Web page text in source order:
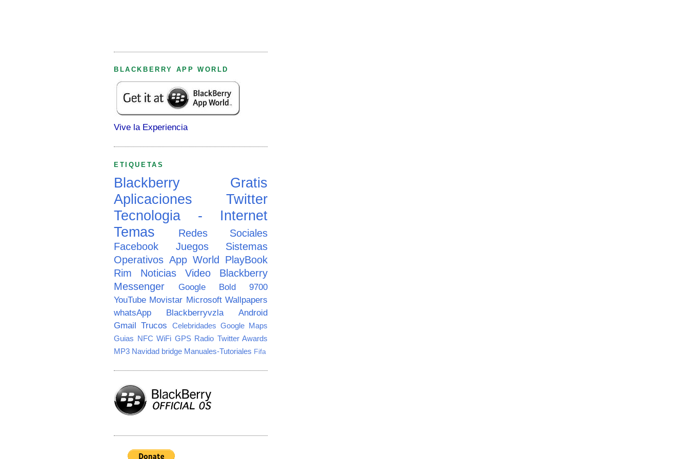
BLACKBERRY APP WORLD
Vive la Experiencia
ETIQUETAS
Blackberry
Gratis
Aplicaciones
Twitter
Tecnologia - Internet
Temas
Redes Sociales
Facebook
Juegos
Sistemas
Operativos App World PlayBook
Rim
Noticias Video
Blackberry
Messenger
Google
Bold 9700
YouTube Movistar Microsoft Wallpapers
whatsApp
Blackberryvzla
Android
Gmail Trucos Celebridades Google Maps
Guias NFC WiFi GPS Radio Twitter Awards
MP3 Navidad bridge Manuales-Tutoriales Fifa